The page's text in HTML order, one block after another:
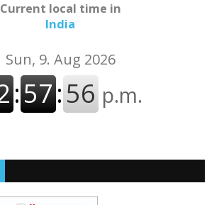
Current local time in
India